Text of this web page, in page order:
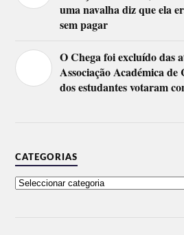
uma navalha diz que ela
sem pagar
O Chega foi excluído das
Associação Académica
dos estudantes votaram
CATEGORIAS